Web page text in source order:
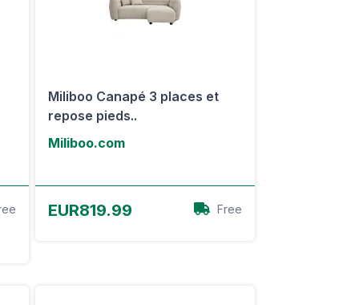
Miliboo Canapé 3 places et
repose pieds..
Miliboo.com
EUR819.99 Free